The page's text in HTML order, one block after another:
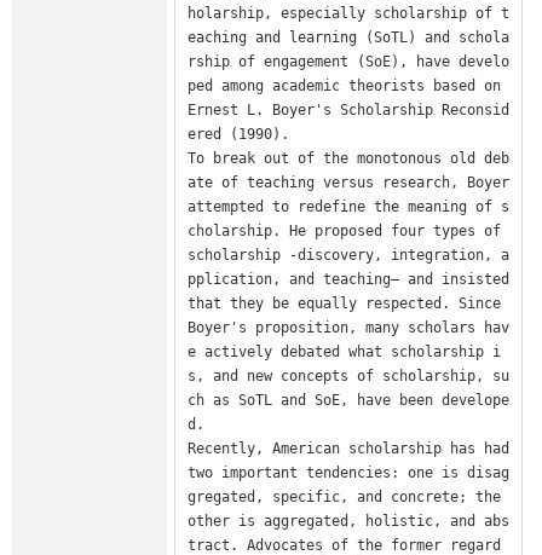
holarship, especially scholarship of t
eaching and learning (SoTL) and schola
rship of engagement (SoE), have develo
ped among academic theorists based on
Ernest L. Boyer's Scholarship Reconsid
ered (1990).
To break out of the monotonous old deb
ate of teaching versus research, Boyer
attempted to redefine the meaning of s
cholarship. He proposed four types of
scholarship -discovery, integration, a
pplication, and teaching— and insisted
that they be equally respected. Since
Boyer's proposition, many scholars hav
e actively debated what scholarship i
s, and new concepts of scholarship, su
ch as SoTL and SoE, have been develope
d.
Recently, American scholarship has had
two important tendencies: one is disag
gregated, specific, and concrete; the
other is aggregated, holistic, and abs
tract. Advocates of the former regard